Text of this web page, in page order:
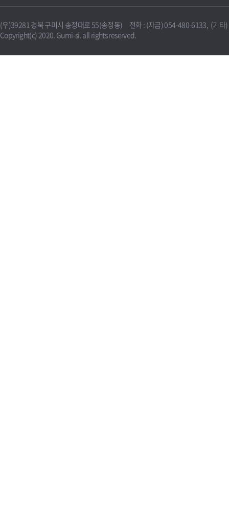
(우)39281 경북 구미시 송정대로 55(송정동) 전화 : (자금) 054-480-6133, (기타
Copyright(c) 2020. Gumi-si. all rights reserved.